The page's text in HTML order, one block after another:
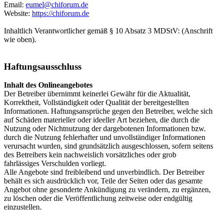
Email: eumel@chiforum.de
Website: https://chiforum.de
Inhaltlich Verantwortlicher gemäß § 10 Absatz 3 MDStV: (Anschrift
wie oben).
Haftungsausschluss
Inhalt des Onlineangebotes
Der Betreiber übernimmt keinerlei Gewähr für die Aktualität,
Korrektheit, Vollständigkeit oder Qualität der bereitgestellten
Informationen. Haftungsansprüche gegen den Betreiber, welche sich
auf Schäden materieller oder ideeller Art beziehen, die durch die
Nutzung oder Nichtnutzung der dargebotenen Informationen bzw.
durch die Nutzung fehlerhafter und unvollständiger Informationen
verursacht wurden, sind grundsätzlich ausgeschlossen, sofern seitens
des Betreibers kein nachweislich vorsätzliches oder grob
fahrlässiges Verschulden vorliegt.
Alle Angebote sind freibleibend und unverbindlich. Der Betreiber
behält es sich ausdrücklich vor, Teile der Seiten oder das gesamte
Angebot ohne gesonderte Ankündigung zu verändern, zu ergänzen,
zu löschen oder die Veröffentlichung zeitweise oder endgültig
einzustellen.